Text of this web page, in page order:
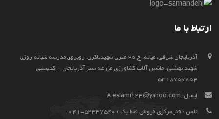
ارتباط با ما
آذربايجان شرقي، ميانه، خ 45 متری شهیدباکری، روبروی مدرسه شبانه روزی
شهید بهشتی، ماشین آلات کشاورزی مزرعه سبز آذربایجان - کدپستی
5318757854
ایمیل: A.eslami123@yahoo.com
تلفن دفتر مرکزی فروش (خط یک ) 52337540-041